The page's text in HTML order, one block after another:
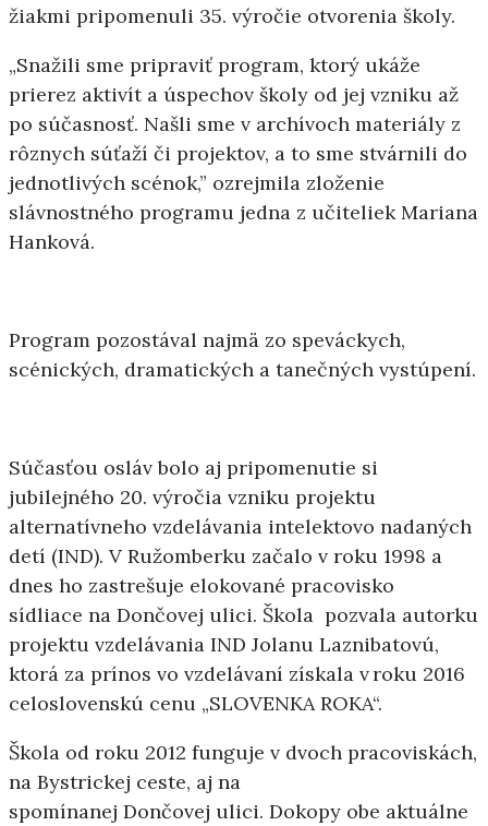
žiakmi pripomenuli 35. výročie otvorenia školy.
„Snažili sme pripraviť program, ktorý ukáže
prierez aktivít a úspechov školy od jej vzniku až
po súčasnosť. Našli sme v archívoch materiály z
rôznych súťaží či projektov, a to sme stvárnili do
jednotlivých scénok,” ozrejmila zloženie
slávnostného programu jedna z učiteliek Mariana
Hanková.
Program pozostával najmä zo speváckych,
scénických, dramatických a tanečných vystúpení.
Súčasťou osláv bolo aj pripomenutie si
jubilejného 20. výročia vzniku projektu
alternatívneho vzdelávania intelektovo nadaných
detí (IND). V Ružomberku začalo v roku 1998 a
dnes ho zastrešuje elokované pracovisko
sídliace na Dončovej ulici. Škola pozvala autorku
projektu vzdelávania IND Jolanu Laznibatovú,
ktorá za prínos vo vzdelávaní získala v roku 2016
celoslovenskú cenu „SLOVENKA ROKA“.
Škola od roku 2012 funguje v dvoch pracoviskách,
na Bystrickej ceste, aj na
spomínanej Dončovej ulici. Dokopy obe aktuálne